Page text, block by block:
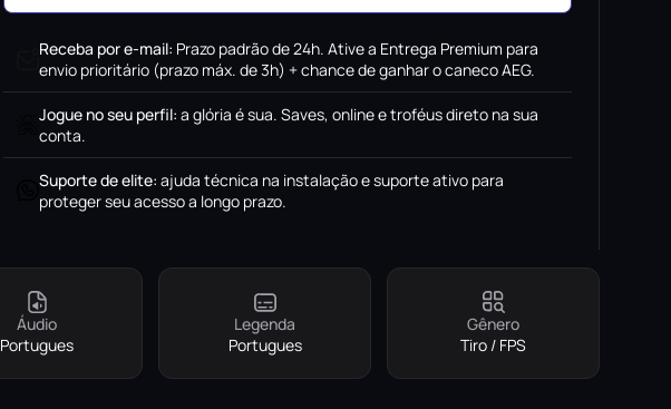
Receba por e-mail: Prazo padrão de 24h. Ative a Entrega Premium para
envio prioritário (prazo máx. de 3h) + chance de ganhar o caneco AEG.
Jogue no seu perfil: a glória é sua. Saves, online e troféus direto na sua
conta.
Suporte de elite: ajuda técnica na instalação e suporte ativo para
proteger seu acesso a longo prazo.
Áudio
Portugues
Legenda
Portugues
Gênero
Tiro / FPS